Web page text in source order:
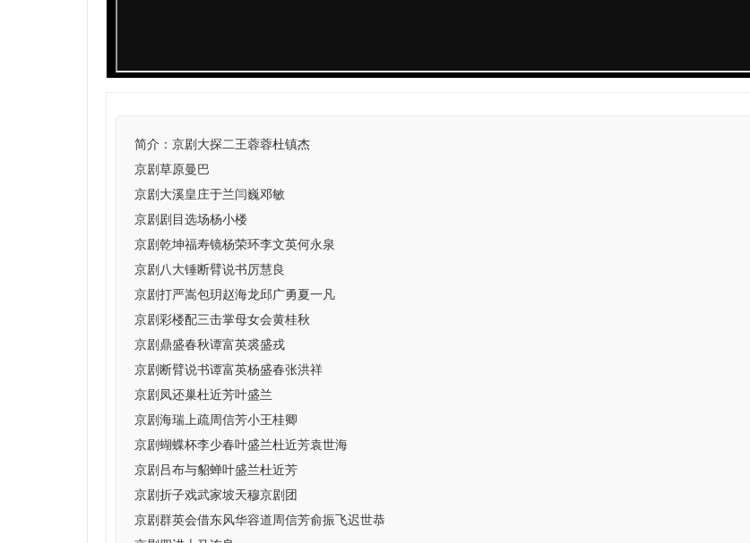
简介： 京剧大探二王蓉蓉杜镇杰
京剧草原曼巴
京剧大溪皇庄于兰闫巍邓敏
京剧剧目选场杨小楼
京剧乾坤福寿镜杨荣环李文英何永泉
京剧八大锤断臂说书厉慧良
京剧打严嵩包玥赵海龙邱广勇夏一凡
京剧彩楼配三击掌母女会黄桂秋
京剧鼎盛春秋谭富英裘盛戎
京剧断臂说书谭富英杨盛春张洪祥
京剧凤还巢杜近芳叶盛兰
京剧海瑞上疏周信芳小王桂卿
京剧蝴蝶杯李少春叶盛兰杜近芳袁世海
京剧吕布与貂蝉叶盛兰杜近芳
京剧折子戏武家坡天穆京剧团
京剧群英会借东风华容道周信芳俞振飞迟世恭